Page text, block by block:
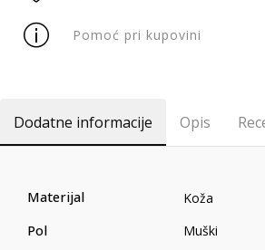
Pomoć pri kupovini
Dodatne informacije Opis
Materijal Koža
Pol Muški